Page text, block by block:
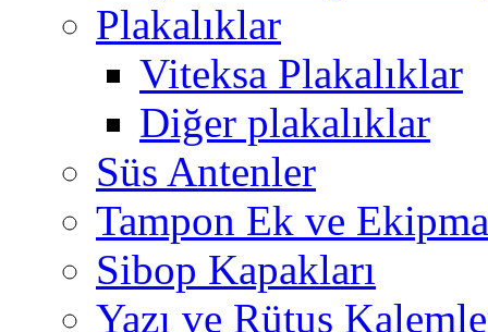
Plakalıklar
Viteksa Plakalıklar
Diğer plakalıklar
Süs Antenler
Tampon Ek ve
Sibop Kapakları
Yazı ve Rütuş